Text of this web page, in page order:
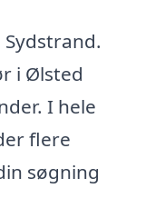
i Ølsted
I hele
flere
søgning